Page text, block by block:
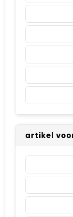
artikel